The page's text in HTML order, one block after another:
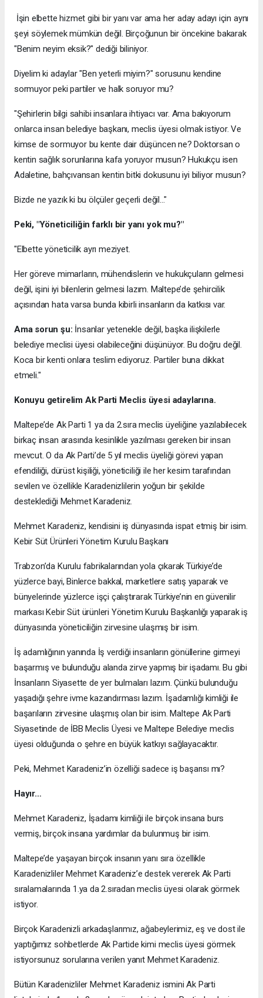
İşin elbette hizmet gibi bir yanı var ama her aday adayı için aynı
şeyi söylemek mümkün değil. Birçoğunun bir öncekine bakarak
"Benim neyim eksik?" dediği biliniyor.
Diyelim ki adaylar "Ben yeterli miyim?" sorusunu kendine
sormuyor peki partiler ve halk soruyor mu?
"Şehirlerin bilgi sahibi insanlara ihtiyacı var. Ama bakıyorum
onlarca insan belediye başkanı, meclis üyesi olmak istiyor. Ve
kimse de sormuyor bu kente dair düşüncen ne? Doktorsan o
kentin sağlık sorunlarına kafa yoruyor musun? Hukukçu isen
Adaletine, bahçıvansan kentin bitki dokusunu iyi biliyor musun?
Bizde ne yazık ki bu ölçüler geçerli değil..."
Peki, "Yöneticiliğin farklı bir yanı yok mu?"
"Elbette yöneticilik ayrı meziyet.
Her göreve mimarların, mühendislerin ve hukukçuların gelmesi
değil, işini iyi bilenlerin gelmesi lazım. Maltepe’de şehircilik
açısından hata varsa bunda kibirli insanların da katkısı var.
Ama sorun şu: İnsanlar yetenekle değil, başka ilişkilerle
belediye meclisi üyesi olabileceğini düşünüyor. Bu doğru değil.
Koca bir kenti onlara teslim ediyoruz. Partiler buna dikkat
etmeli."
Konuyu getirelim Ak Parti Meclis üyesi adaylarına.
Maltepe’de Ak Parti 1 ya da 2.sıra meclis üyeliğine yazılabilecek
birkaç insan arasında kesinlikle yazılması gereken bir insan
mevcut. O da Ak Parti’de 5 yıl meclis üyeliği görevi yapan
efendiliği, dürüst kişiliği, yöneticiliği ile her kesim tarafından
sevilen ve özellikle Karadenizlilerin yoğun bir şekilde
desteklediği Mehmet Karadeniz.
Mehmet Karadeniz, kendisini iş dünyasında ispat etmiş bir isim.
Kebir Süt Ürünleri Yönetim Kurulu Başkanı
Trabzon’da Kurulu fabrikalarından yola çıkarak Türkiye’de
yüzlerce bayi, Binlerce bakkal, marketlere satış yaparak ve
bünyelerinde yüzlerce işçi çalıştırarak Türkiye’nin en güvenilir
markası Kebir Süt ürünleri Yönetim Kurulu Başkanlığı yaparak iş
dünyasında yöneticiliğin zirvesine ulaşmış bir isim.
İş adamlığının yanında İş verdiği insanların gönüllerine girmeyi
başarmış ve bulunduğu alanda zirve yapmış bir işadamı. Bu gibi
İnsanların Siyasette de yer bulmaları lazım. Çünkü bulunduğu
yaşadığı şehre ivme kazandırması lazım. İşadamlığı kimliği ile
başarıların zirvesine ulaşmış olan bir isim. Maltepe Ak Parti
Siyasetinde de İBB Meclis Üyesi ve Maltepe Belediye meclis
üyesi olduğunda o şehre en büyük katkıyı sağlayacaktır.
Peki, Mehmet Karadeniz’in özelliği sadece iş başarısı mı?
Hayır…
Mehmet Karadeniz, İşadamı kimliği ile birçok insana burs
vermiş, birçok insana yardımlar da bulunmuş bir isim.
Maltepe’de yaşayan birçok insanın yanı sıra özellikle
Karadenizliler Mehmet Karadeniz’e destek vererek Ak Parti
sıralamalarında 1.ya da 2.sıradan meclis üyesi olarak görmek
istiyor.
Birçok Karadenizli arkadaşlarımız, ağabeylerimiz, eş ve dost ile
yaptığımız sohbetlerde Ak Partide kimi meclis üyesi görmek
istiyorsunuz sorularına verilen yanıt Mehmet Karadeniz.
Bütün Karadenizliler Mehmet Karadeniz ismini Ak Parti